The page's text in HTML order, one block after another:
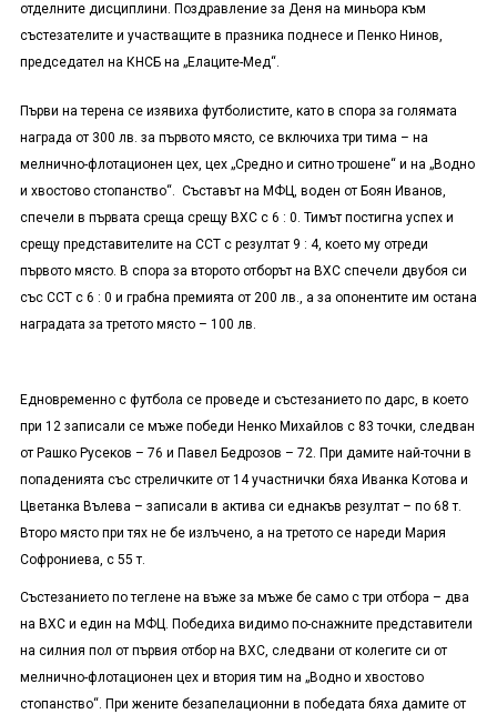
отделните дисциплини. Поздравление за Деня на миньора към
състезателите и участващите в празника поднесе и Пенко Нинов,
председател на КНСБ на „Елаците-Мед“.
Първи на терена се изявиха футболистите, като в спора за голямата
награда от 300 лв. за първото място, се включиха три тима – на
мелнично-флотационен цех, цех „Средно и ситно трошене“ и на „Водно
и хвостово стопанство“. Съставът на МФЦ, воден от Боян Иванов,
спечели в първата среща срещу ВХС с 6 : 0. Тимът постигна успех и
срещу представителите на ССТ с резултат 9 : 4, което му отреди
първото място. В спора за второто отборът на ВХС спечели двубоя си
със ССТ с 6 : 0 и грабна премията от 200 лв., а за опонентите им остана
наградата за третото място – 100 лв.
Едновременно с футбола се проведе и състезанието по дарс, в което
при 12 записали се мъже победи Ненко Михайлов с 83 точки, следван
от Рашко Русеков – 76 и Павел Бедрозов – 72. При дамите най-точни в
попаденията със стреличките от 14 участнички бяха Иванка Котова и
Цветанка Вълева – записали в актива си еднакъв резултат – по 68 т.
Второ място при тях не бе излъчено, а на третото се нареди Мария
Софрониева, с 55 т.
Състезанието по теглене на въже за мъже бе само с три отбора – два
на ВХС и един на МФЦ. Победиха видимо по-снажните представители
на силния пол от първия отбор на ВХС, следвани от колегите си от
мелнично-флотационен цех и втория тим на „Водно и хвостово
стопанство“. При жените безапелационни в победата бяха дамите от